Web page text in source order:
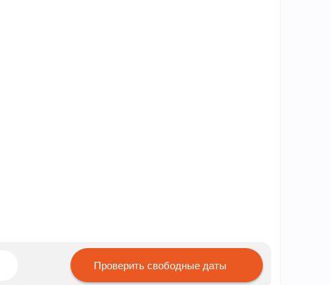
Проверить свободные даты